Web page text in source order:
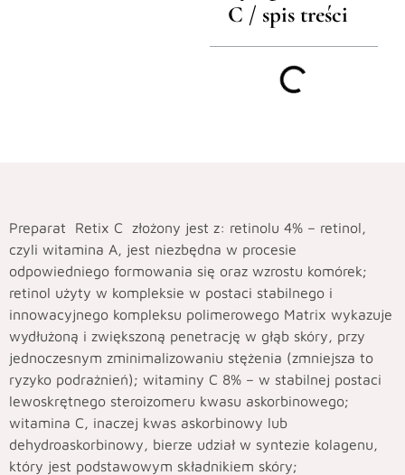
C / spis treści
Preparat Retix C złożony jest z: retinolu 4% – retinol,
czyli witamina A, jest niezbędna w procesie
odpowiedniego formowania się oraz wzrostu komórek;
retinol użyty w kompleksie w postaci stabilnego i
innowacyjnego kompleksu polimerowego Matrix wykazuje
wydłużoną i zwiększoną penetrację w głąb skóry, przy
jednoczesnym zminimalizowaniu stężenia (zmniejsza to
ryzyko podrażnień); witaminy C 8% – w stabilnej postaci
lewoskrętnego steroizomeru kwasu askorbinowego;
witamina C, inaczej kwas askorbinowy lub
dehydroaskorbinowy, bierze udział w syntezie kolagenu,
który jest podstawowym składnikiem skóry;